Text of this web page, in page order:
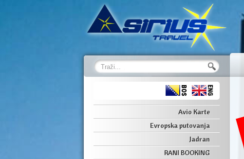
Avio Karte
Evropska putovanja
Jadran
RANI BOOKING